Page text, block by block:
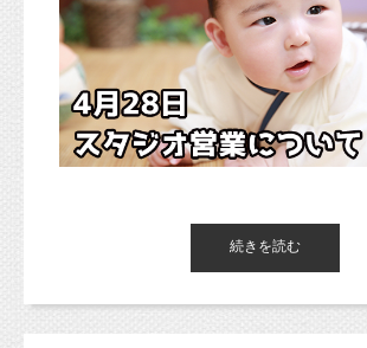
4月28日の営業についてお知らせで
ケットを開催いたします！！
続きを読む